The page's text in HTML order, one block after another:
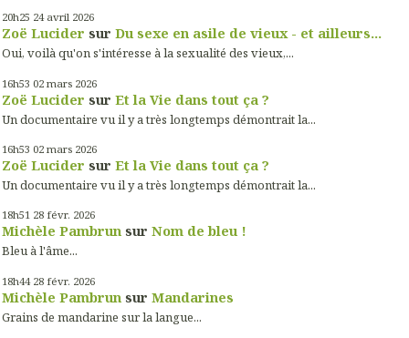
20h25 24 avril 2026
Zoë Lucider sur Du sexe en asile de vieux - et ailleurs...
Oui, voilà qu'on s'intéresse à la sexualité des vieux,...
16h53 02 mars 2026
Zoë Lucider sur Et la Vie dans tout ça ?
Un documentaire vu il y a très longtemps démontrait la...
16h53 02 mars 2026
Zoë Lucider sur Et la Vie dans tout ça ?
Un documentaire vu il y a très longtemps démontrait la...
18h51 28 févr. 2026
Michèle Pambrun sur Nom de bleu !
Bleu à l'âme...
18h44 28 févr. 2026
Michèle Pambrun sur Mandarines
Grains de mandarine sur la langue...